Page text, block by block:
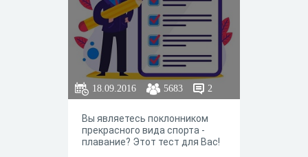
18.09.2016 5683 2
Вы являетесь поклонником
прекрасного вида спорта -
плавание? Этот тест для Вас!